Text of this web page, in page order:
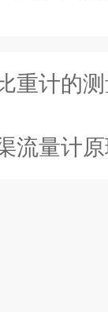
重计的
流量计